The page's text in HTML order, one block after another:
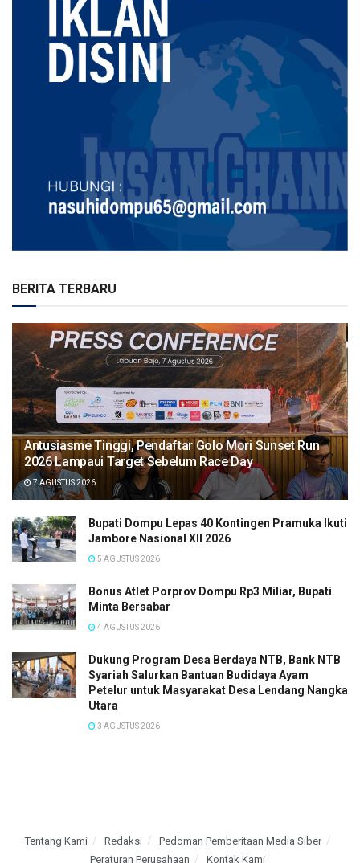
BERITA TERBARU
Antusiasme Tinggi, Pendaftar Golo Mori Sunset Run
2026 Lampaui Target Sebelum Race Day
7 AGUSTUS 2026
Bupati Dompu Lepas 40 Kontingen Pramuka Ikuti
Jambore Nasional XII 2026
5 AGUSTUS 2026
Bonus Atlet Porprov Dompu Rp3 Miliar, Bupati
Minta Bersabar
4 AGUSTUS 2026
Dukung Program Desa Berdaya NTB, Bank NTB
Syariah Salurkan Bantuan Budidaya Ayam
Petelur untuk Masyarakat Desa Lendang Nangka
Utara
3 AGUSTUS 2026
Tentang Kami Redaksi
Pedoman Pemberitaan Media Siber
Peraturan Perusahaan
Kontak Kami